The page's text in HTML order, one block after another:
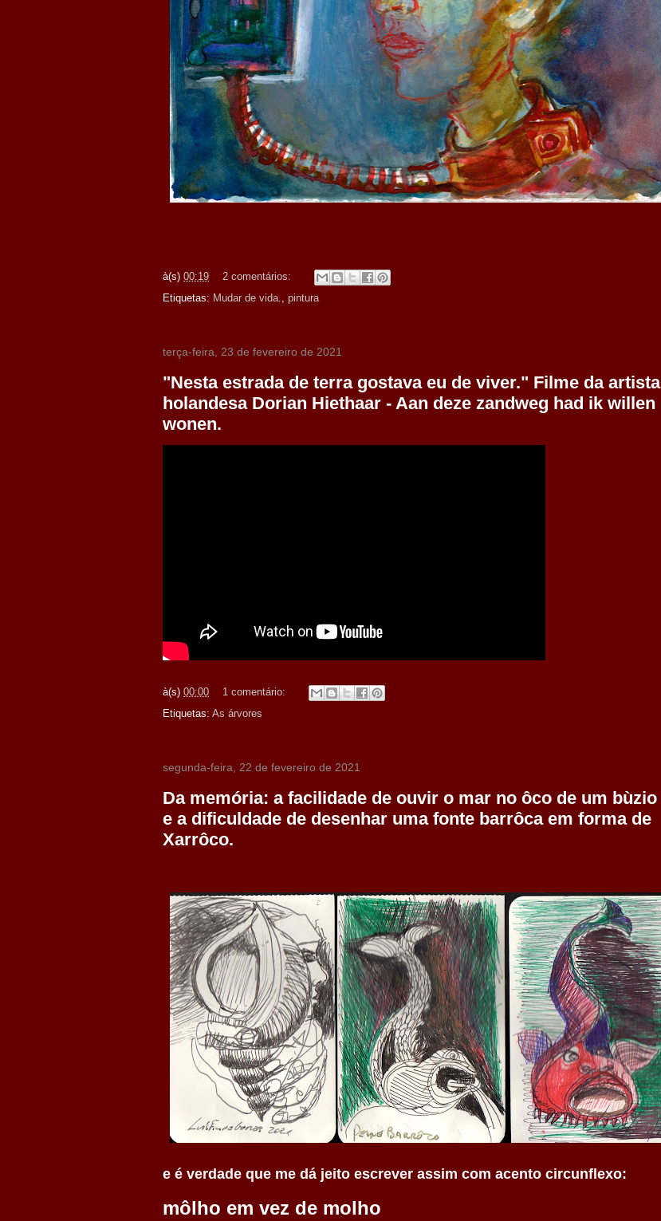
à(s) 00:19
2 comentários:
Etiquetas: Mudar de vida., pintura
terça-feira, 23 de fevereiro de 2021
"Nesta estrada de terra gostava eu de viver." Filme da artista
holandesa Dorian Hiethaar - Aan deze zandweg had ik willen
wonen.
à(s) 00:00
1 comentário:
Etiquetas: As árvores
segunda-feira, 22 de fevereiro de 2021
Da memória: a facilidade de ouvir o mar no ôco de um bùzio
e a dificuldade de desenhar uma fonte barrôca em forma de
Xarrôco.
e é verdade que me dá jeito escrever assim com acento circunflexo:
môlho em vez de molho